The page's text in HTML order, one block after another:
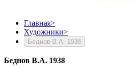
Главная>
Художники>
Беднов В.А. 1938
Беднов В.А. 1938